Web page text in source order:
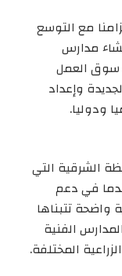
مع التوسع
مدارس
سوق العمل
وإعداد
ودوليا.
الشرقية التي
في دعم
واضحة تتبناها
الفنية
المختلفة.